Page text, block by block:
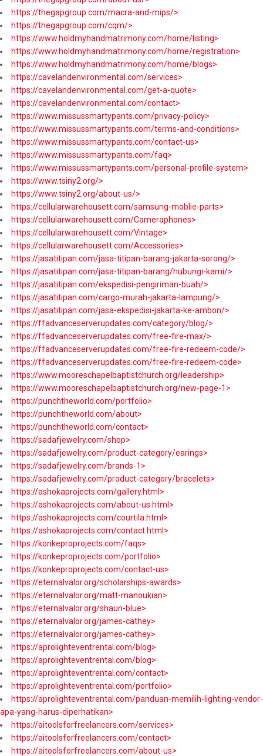
https://thegapgroup.com/macra-and-mips/>
https://thegapgroup.com/cqm/>
https://www.holdmyhandmatrimony.com/home/listing>
https://www.holdmyhandmatrimony.com/home/registration>
https://www.holdmyhandmatrimony.com/home/blogs>
https://cavelandenvironmental.com/services>
https://cavelandenvironmental.com/get-a-quote>
https://cavelandenvironmental.com/contact>
https://www.missussmartypants.com/privacy-policy>
https://www.missussmartypants.com/terms-and-conditions>
https://www.missussmartypants.com/contact-us>
https://www.missussmartypants.com/faq>
https://www.missussmartypants.com/personal-profile-system>
https://www.tsiny2.org/>
https://www.tsiny2.org/about-us/>
https://cellularwarehousett.com/samsung-moblie-parts>
https://cellularwarehousett.com/Cameraphones>
https://cellularwarehousett.com/Vintage>
https://cellularwarehousett.com/Accessories>
https://jasatitipan.com/jasa-titipan-barang-jakarta-sorong/>
https://jasatitipan.com/jasa-titipan-barang/hubungi-kami/>
https://jasatitipan.com/ekspedisi-pengiriman-buah/>
https://jasatitipan.com/cargo-murah-jakarta-lampung/>
https://jasatitipan.com/jasa-ekspedisi-jakarta-ke-ambon/>
https://ffadvanceserverupdates.com/category/blog/>
https://ffadvanceserverupdates.com/free-fire-max/>
https://ffadvanceserverupdates.com/free-fire-redeem-code/>
https://ffadvanceserverupdates.com/free-fire-redeem-code>
https://www.mooreschapelbaptistchurch.org/leadership>
https://www.mooreschapelbaptistchurch.org/new-page-1>
https://punchtheworld.com/portfolio>
https://punchtheworld.com/about>
https://punchtheworld.com/contact>
https://sadafjewelry.com/shop>
https://sadafjewelry.com/product-category/earings>
https://sadafjewelry.com/brands-1>
https://sadafjewelry.com/product-category/bracelets>
https://ashokaprojects.com/gallery.html>
https://ashokaprojects.com/about-us.html>
https://ashokaprojects.com/courtila.html>
https://ashokaprojects.com/contact.html>
https://konkeproprojects.com/faqs>
https://konkeproprojects.com/portfolio>
https://konkeproprojects.com/contact-us>
https://eternalvalor.org/scholarships-awards>
https://eternalvalor.org/matt-manoukian>
https://eternalvalor.org/shaun-blue>
https://eternalvalor.org/james-cathey>
https://eternalvalor.org/james-cathey>
https://aprolighteventrental.com/blog>
https://aprolighteventrental.com/blog>
https://aprolighteventrental.com/contact>
https://aprolighteventrental.com/portfolio>
https://aprolighteventrental.com/panduan-memilih-lighting-vendor-
apa-yang-harus-diperhatikan>
https://aitoolsforfreelancers.com/services>
https://aitoolsforfreelancers.com/contact>
https://aitoolsforfreelancers.com/about-us>